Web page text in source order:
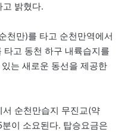
고 밝혔다.
천만)를 타고 순천만역에서
고 동천 하구 내륙습지를
는 새로운 동선을 제공한
순천만습지 무진교(약
이 소요된다. 탑승요금은